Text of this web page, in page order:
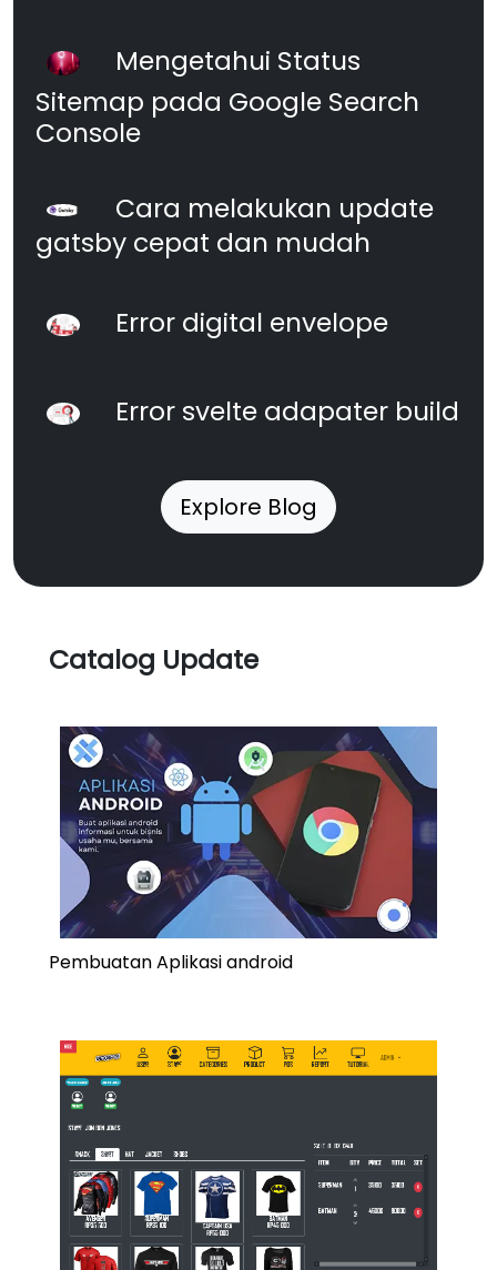
Mengetahui Status
Sitemap pada Google Search
Console
Cara melakukan update
gatsby cepat dan mudah
Error digital envelope
Error svelte adapater build
Explore Blog
Catalog Update
Pembuatan Aplikasi android